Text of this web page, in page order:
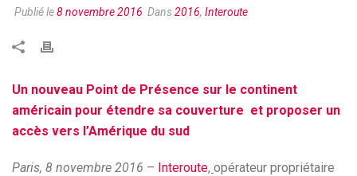
Publié le8 novembre 2016 Dans2016, Interoute
Un nouveau Point de Présence sur le continent
américain pour étendre sa couverture et proposer un
accès vers l’Amérique du sud
Paris, 8 novembre 2016 – Interoute, opérateur propriétaire